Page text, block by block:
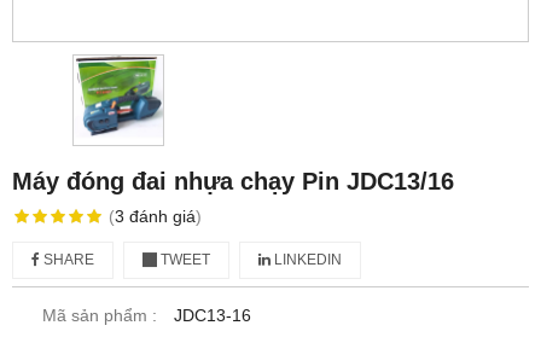
Máy đóng đai nhựa chạy Pin JDC13/16
(3 đánh giá)
SHARE TWEET LINKEDIN
Mã sản phẩm :
JDC13-16